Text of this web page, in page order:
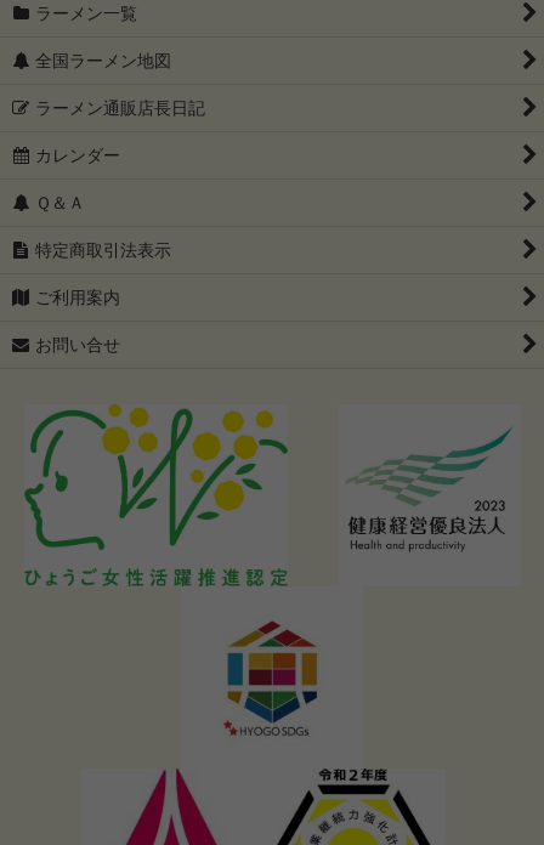
ラーメン一覧
全国ラーメン地図
ラーメン通販店長日記
カレンダー
Ｑ＆Ａ
特定商取引法表示
ご利用案内
お問い合せ